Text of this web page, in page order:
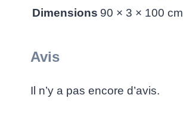
Dimensions 90 × 3 × 100 cm
Avis
Il n’y a pas encore d’avis.